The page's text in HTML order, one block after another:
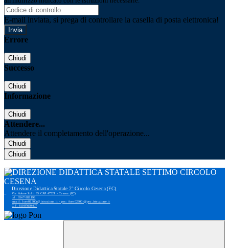
E-mail inviata, si prega di controllare la casella di posta elettronica!
Errore
Chiudi
Successo
Chiudi
Informazione
Chiudi
Attendere...
Attendere il completamento dell'operazione...
Chiudi
Chiudi
Direzione Didattica Statale 7° Circolo Cesena (FC)
Via Adone Zoli, 35 CAP 47521 - Cesena (FC)
tel: 0547-383193
email: foee02300r@istruzione.it - pec: foee02300r@pec.istruzione.it
C.F. 81007690407